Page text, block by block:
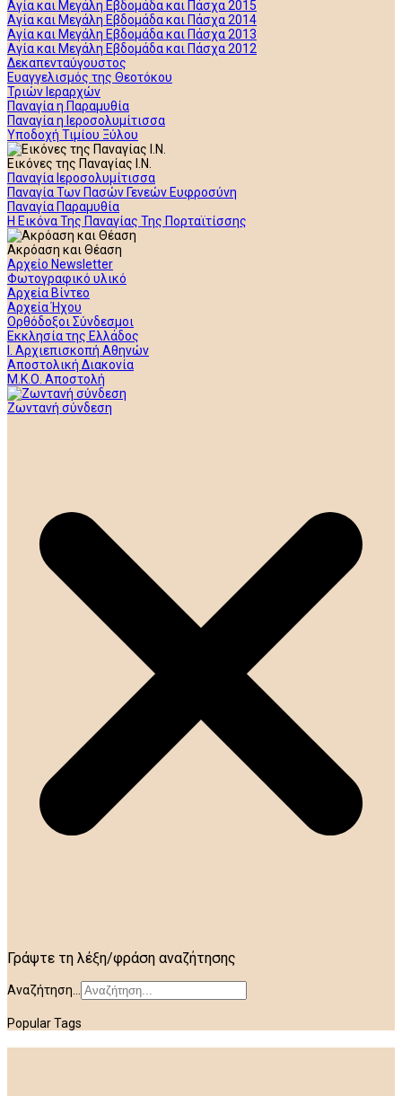
Αγία και Μεγάλη Εβδομάδα και Πάσχα 2015
Αγία και Μεγάλη Εβδομάδα και Πάσχα 2014
Αγία και Μεγάλη Εβδομάδα και Πάσχα 2013
Αγία και Μεγάλη Εβδομάδα και Πάσχα 2012
Δεκαπενταύγουστος
Ευαγγελισμός της Θεοτόκου
Τριών Ιεραρχών
Παναγία η Παραμυθία
Παναγία η Ιεροσολυμίτισσα
Υποδοχή Τιμίου Ξύλου
Εικόνες της Παναγίας Ι.Ν.
Παναγία Ιεροσολυμίτισσα
Παναγία Των Πασών Γενεών Ευφροσύνη
Παναγία Παραμυθία
Η Εικόνα Της Παναγίας Της Πορταϊτίσσης
Ακρόαση και Θέαση
Αρχείο Newsletter
Φωτογραφικό υλικό
Αρχεία Βίντεο
Αρχεία Ήχου
Ορθόδοξοι Σύνδεσμοι
Εκκλησία της Ελλάδος
Ι. Αρχιεπισκοπή Αθηνών
Αποστολική Διακονία
Μ.Κ.Ο. Αποστολή
Ζωντανή σύνδεση
Γράψτε τη λέξη/φράση αναζήτησης
Αναζήτηση...
Popular Tags